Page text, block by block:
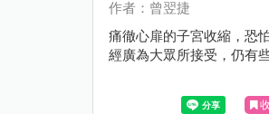
作者：曾翌捷
痛徹心扉的子宮收縮，恐
經廣為大眾所接受，仍有